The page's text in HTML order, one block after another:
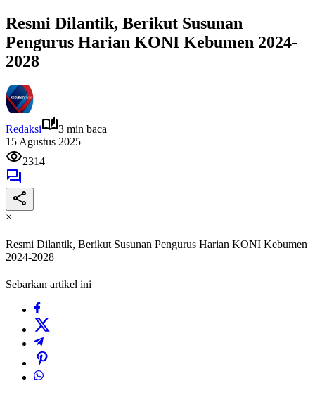
Resmi Dilantik, Berikut Susunan
Pengurus Harian KONI Kebumen 2024-
2028
Redaksi
3 min baca
15 Agustus 2025
2314
×
Resmi Dilantik, Berikut Susunan Pengurus Harian KONI Kebumen
2024-2028
Sebarkan artikel ini